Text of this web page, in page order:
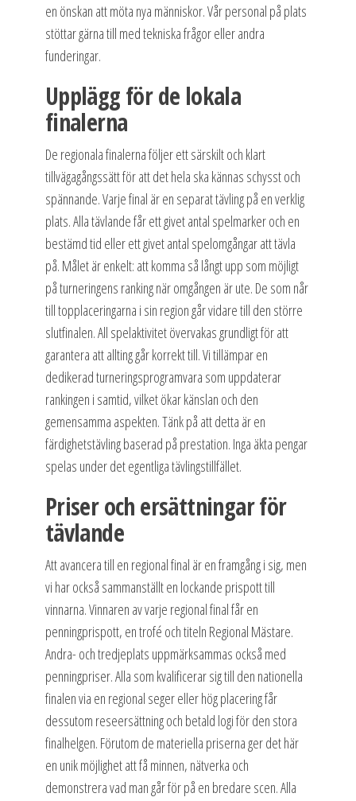
en önskan att möta nya människor. Vår personal på plats
stöttar gärna till med tekniska frågor eller andra
funderingar.
Upplägg för de lokala
finalerna
De regionala finalerna följer ett särskilt och klart
tillvägagångssätt för att det hela ska kännas schysst och
spännande. Varje final är en separat tävling på en verklig
plats. Alla tävlande får ett givet antal spelmarker och en
bestämd tid eller ett givet antal spelomgångar att tävla
på. Målet är enkelt: att komma så långt upp som möjligt
på turneringens ranking när omgången är ute. De som når
till topplaceringarna i sin region går vidare till den större
slutfinalen. All spelaktivitet övervakas grundligt för att
garantera att allting går korrekt till. Vi tillämpar en
dedikerad turneringsprogramvara som uppdaterar
rankingen i samtid, vilket ökar känslan och den
gemensamma aspekten. Tänk på att detta är en
färdighetstävling baserad på prestation. Inga äkta pengar
spelas under det egentliga tävlingstillfället.
Priser och ersättningar för
tävlande
Att avancera till en regional final är en framgång i sig, men
vi har också sammanställt en lockande prispott till
vinnarna. Vinnaren av varje regional final får en
penningprispott, en trofé och titeln Regional Mästare.
Andra- och tredjeplats uppmärksammas också med
penningpriser. Alla som kvalificerar sig till den nationella
finalen via en regional seger eller hög placering får
dessutom reseersättning och betald logi för den stora
finalhelgen. Förutom de materiella priserna ger det här
en unik möjlighet att få minnen, nätverka och
demonstrera vad man går för på en bredare scen. Alla